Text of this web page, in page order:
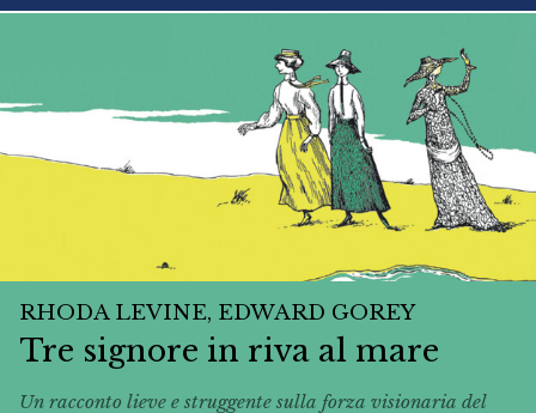
RHODA LEVINE, EDWARD GOREY
Tre signore in riva al mare
Un racconto lieve e struggente sulla forza visionaria del